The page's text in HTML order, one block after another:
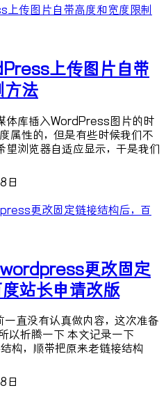
上传图片自带
方法
体库插入WordPress图片的时
属性的，但是有些时候我们不
望浏览器自适应显示，于是我们
日
更改固定
站长申请改版
直没有认真做内容，这次准备
以折腾一下 本文记录一下
构，顺带把原来老链接结构
日